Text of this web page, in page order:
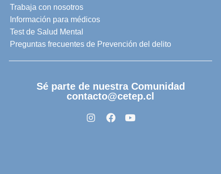
Trabaja con nosotros
Información para médicos
Test de Salud Mental
Preguntas frecuentes de Prevención del delito
Sé parte de nuestra Comunidad
contacto@cetep.cl